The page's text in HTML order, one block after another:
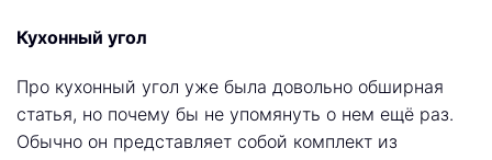
Кухонный угол
Про кухонный угол уже была довольно обширная
статья, но почему бы не упомянуть о нем ещё раз.
Обычно он представляет собой комплект из